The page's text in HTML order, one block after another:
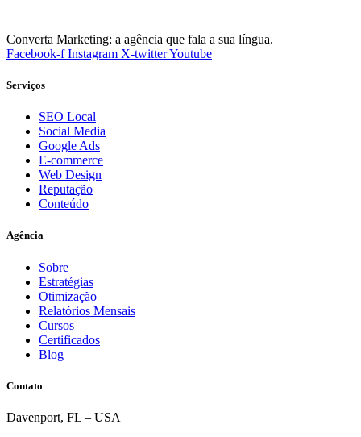
Converta Marketing: a agência que fala a sua língua.
Facebook-f Instagram X-twitterYoutube
Serviços
SEO Local
Social Media
Google Ads
E-commerce
Web Design
Reputação
Conteúdo
Agência
Sobre
Estratégias
Otimização
Relatórios Mensais
Cursos
Certificados
Blog
Contato
Davenport, FL – USA